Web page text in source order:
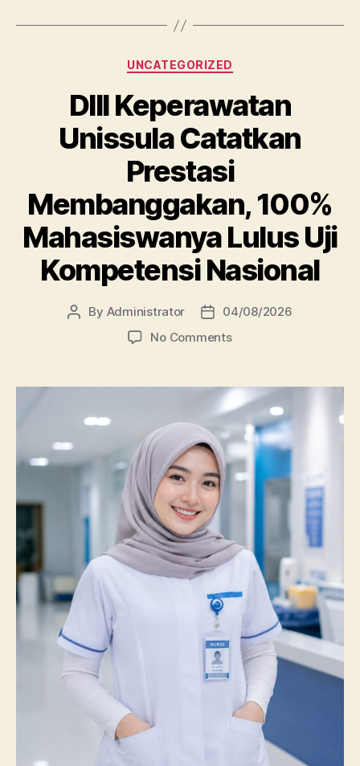
Categories
UNCATEGORIZED
DIII Keperawatan
Unissula Catatkan
Prestasi
Membanggakan, 100%
Mahasiswanya Lulus Uji
Kompetensi Nasional
Post
By Administrator
Post04/08/2026
No Commentson
Unissula
Catatkan
Prestasi
Membanggakan,
100%
Mahasiswanya
Kompetensi
Nasional